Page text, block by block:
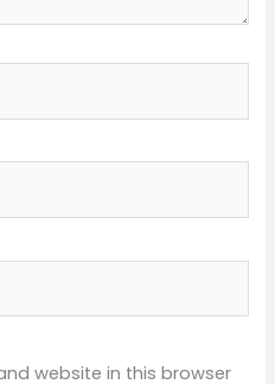
website in this browser